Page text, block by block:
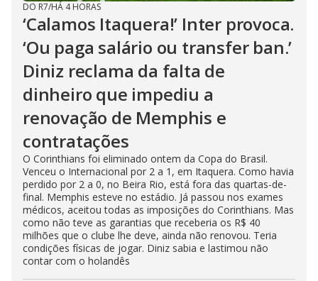
DO R7/HÁ 4 HORAS
‘Calamos Itaquera!’ Inter provoca.
‘Ou paga salário ou transfer ban.’
Diniz reclama da falta de
dinheiro que impediu a
renovação de Memphis e
contratações
O Corinthians foi eliminado ontem da Copa do Brasil.
Venceu o Internacional por 2 a 1, em Itaquera. Como havia
perdido por 2 a 0, no Beira Rio, está fora das quartas-de-
final. Memphis esteve no estádio. Já passou nos exames
médicos, aceitou todas as imposições do Corinthians. Mas
como não teve as garantias que receberia os R$ 40
milhões que o clube lhe deve, ainda não renovou. Teria
condições físicas de jogar. Diniz sabia e lastimou não
contar com o holandês